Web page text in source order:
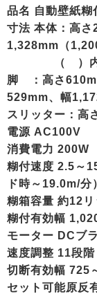
品名 自動壁紙
寸法 本体：高
1,328mm（
（ ）内は
脚 ：高さ
529mm、幅
スリッター：高
電源 AC100V
消費電力 200W
糊付速度 2.5～
ド時～19.0m/分
糊箱容量 約12リ
糊付有効幅
モーター DCブ
速度調整 11段
切断有効幅 725
セット可能原反